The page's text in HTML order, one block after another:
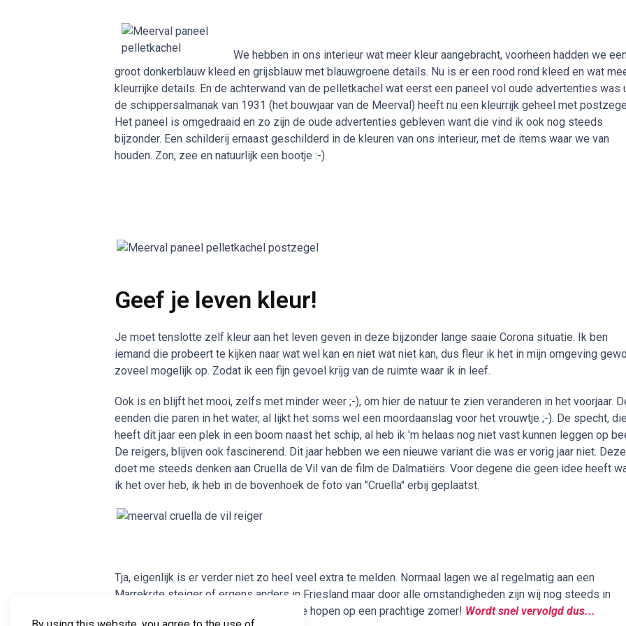
We hebben in ons interieur wat meer kleur aangebracht, voorheen hadden we
groot donkerblauw kleed en grijsblauw met blauwgroene details. Nu is er een rood rond kleed en wat
kleurrijke details. En de achterwand van de pelletkachel wat eerst een paneel vol oude advertenties was
de schippersalmanak van 1931 (het bouwjaar van de Meerval) heeft nu een kleurrijk geheel met
Het paneel is omgedraaid en zo zijn de oude advertenties gebleven want die vind ik ook nog steeds
bijzonder. Een schilderij ernaast geschilderd in de kleuren van ons interieur, met de items waar we van
houden. Zon, zee en natuurlijk een bootje :-).
Geef je leven kleur!
Je moet tenslotte zelf kleur aan het leven geven in deze bijzonder lange saaie Corona situatie. Ik ben
iemand die probeert te kijken naar wat wel kan en niet wat niet kan, dus fleur ik het in mijn omgeving
zoveel mogelijk op. Zodat ik een fijn gevoel krijg van de ruimte waar ik in leef.
Ook is en blijft het mooi, zelfs met minder weer ;-), om hier de natuur te zien veranderen in het voorjaar.
eenden die paren in het water, al lijkt het soms wel een moordaanslag voor het vrouwtje ;-). De specht, die
heeft dit jaar een plek in een boom naast het schip, al heb ik 'm helaas nog niet vast kunnen leggen op
De reigers, blijven ook fascinerend. Dit jaar hebben we een nieuwe variant die was er vorig jaar niet. Deze
doet me steeds denken aan Cruella de Vil van de film de Dalmatiërs. Voor degene die geen idee heeft
ik het over heb, ik heb in de bovenhoek de foto van "Cruella" erbij geplaatst.
Tja, eigenlijk is er verder niet zo heel veel extra te melden. Normaal lagen we al regelmatig aan een
Marrekrite steiger of ergens anders in Friesland maar door alle omstandigheden zijn wij nog steeds in
Lemmer en net zoals iedereen gaan we hopen op een prachtige zomer! Wordt snel vervolgd dus...